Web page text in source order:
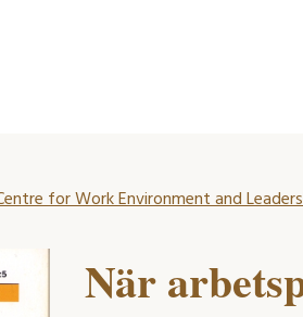
for Work Environment and
När